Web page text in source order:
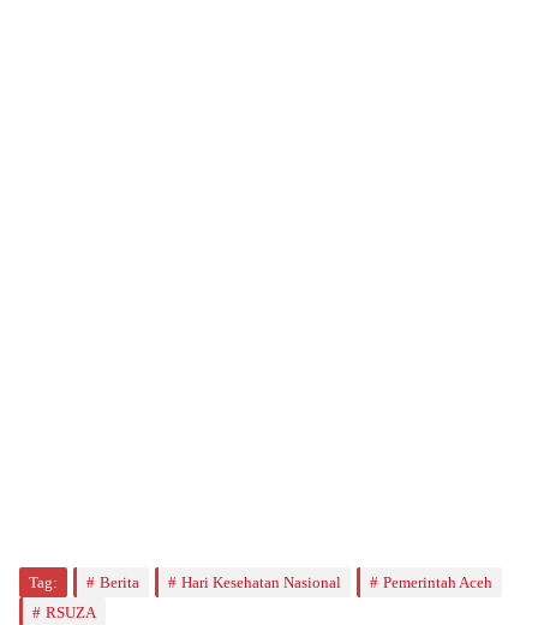
Tag: Berita Hari Kesehatan Nasional
Pemerintah Aceh
RSUZA